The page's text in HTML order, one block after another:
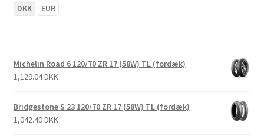
DKK EUR
Michelin Road 6 120/70 ZR 17 (58W) TL (fordæk)
1,129.04 DKK
Bridgestone S 23 120/70 ZR 17 (58W) TL (fordæk)
1,042.40 DKK